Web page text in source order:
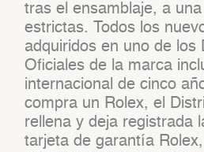
tras el ensamblaje, a
estrictas. Todos los
adquiridos en uno de los
Oficiales de la marca
internacional de cinco
compra un Rolex, el
rellena y deja registrada
tarjeta de garantía